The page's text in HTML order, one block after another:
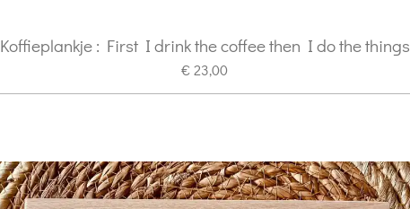
Koffieplankje : First I drink the coffee then I do the things
€ 23,00